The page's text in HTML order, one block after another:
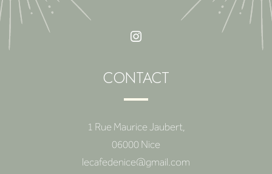
CONTACT
1 Rue Maurice Jaubert,
06000 Nice
lecafedenice@gmail.com